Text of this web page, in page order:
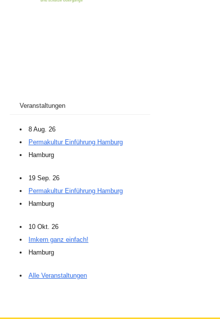
Veranstaltungen
8 Aug. 26
Permakultur Einführung Hamburg
Hamburg
19 Sep. 26
Permakultur Einführung Hamburg
Hamburg
10 Okt. 26
Imkern ganz einfach!
Hamburg
Alle Veranstaltungen